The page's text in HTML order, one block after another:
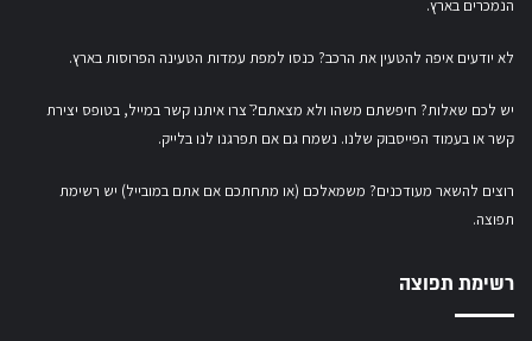
י
ל
ל
הנמכרים בארץ.
לא יודעים איפה להטעין את הרכב? כנסו למפת עמדות הטעינה הפרוסות בארץ.
יש לכם שאלות? חיפשתם משהו ולא מצאתם?ֿ צרו איתנו קשר במייל, בטופס יצירת
קשראובעמוד הפייסבוק שלנו. נשמח גם אם תפרגנו לנו בלייק.
רוצים להשאר מעודכנים? משמאלכם (או מתחתכם אם אתם במובייל) יש רשימת
תפוצה.
רשימת תפוצה